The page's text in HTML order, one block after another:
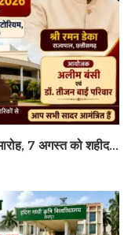
7 अगस्त को शहीद...